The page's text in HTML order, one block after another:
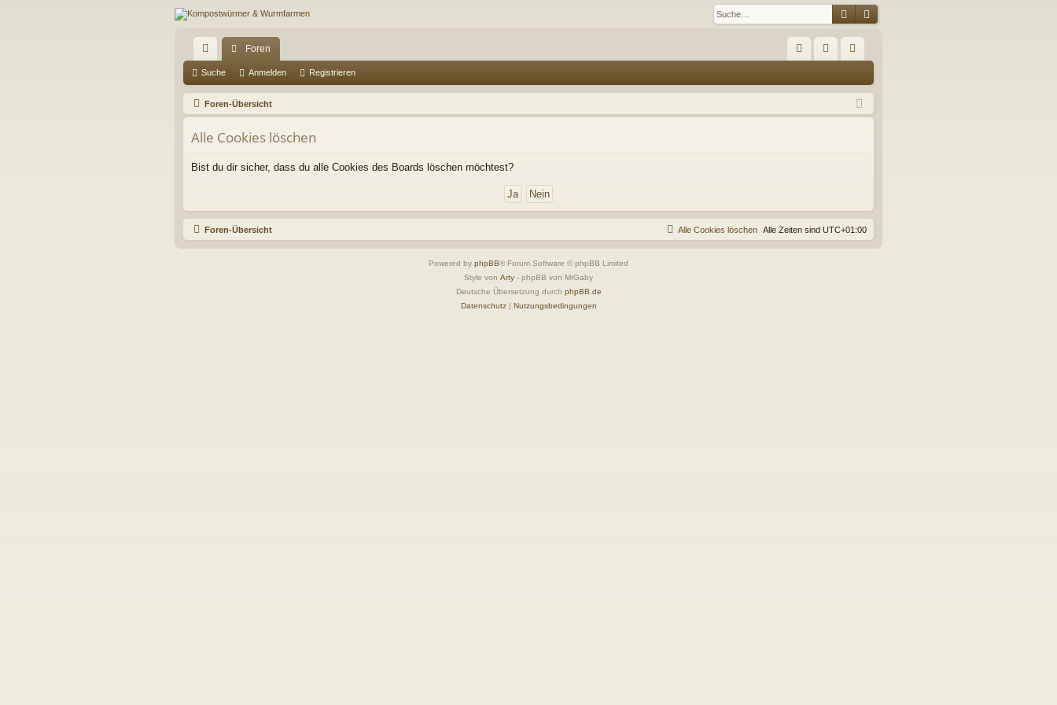
SucheErweiterte Suche
ch
ne
llz
ug
riff
Foren
Q m
el
ist
rie
Suche Anmelden Registrieren
Foren-Übersicht
Alle Cookies löschen
Bist du dir sicher, dass du alle Cookies des Boards löschen möchtest?
Foren-Übersicht Alle Zeiten sind UTC+01:00
Alle Cookies löschen
Powered by phpBB® Forum Software © phpBB Limited
Style von Arty - phpBB von MrGaby
Deutsche Übersetzung durch phpBB.de
Datenschutz| Nutzungsbedingungen